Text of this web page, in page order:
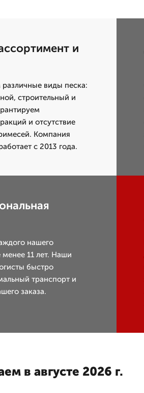
и
виды песка:
строительный и
и отсутствие
Компания
с 2013 года.
нашего
менее 11 лет. Наши
быстро
транспорт и
заказа.
в августе 2026 г.